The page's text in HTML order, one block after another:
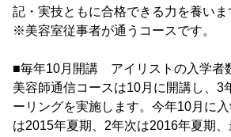
記・実技ともに合格できる力を養いま
※美容室従事者が通うコースです。
■毎年10月開講 アイリストの入学者
美容師通信コースは10月に開講し、3
ーリングを実施します。今年10月に
は2015年夏期、2年次は2016年夏期